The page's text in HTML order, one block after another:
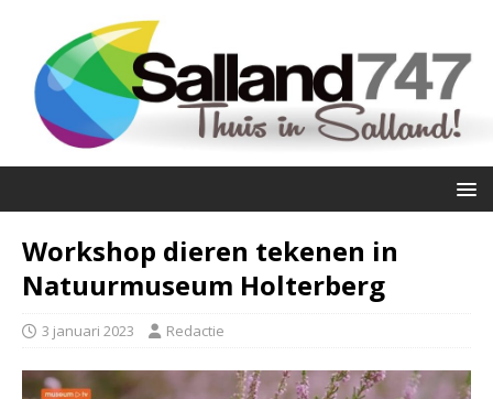
Workshop dieren tekenen in
Natuurmuseum Holterberg
3 januari 2023 Redactie